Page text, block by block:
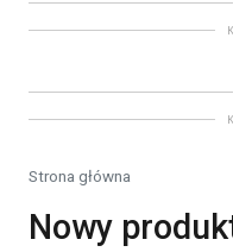
Strona główna
Nowy